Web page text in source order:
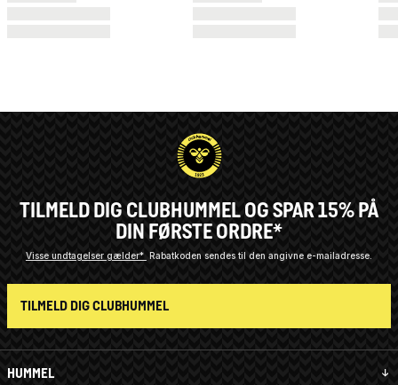
HUMMEL
TILMELD DIG CLUBHUMMEL OG SPAR 15% PÅ
DIN FØRSTE ORDRE*
Visse undtagelser gælder* Rabatkoden sendes til den angivne e-mailadresse.
TILMELD DIG CLUBHUMMEL